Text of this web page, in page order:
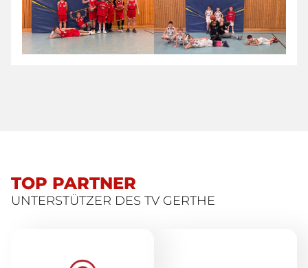
TOP PARTNER
UNTERSTÜTZER DES TV GERTHE